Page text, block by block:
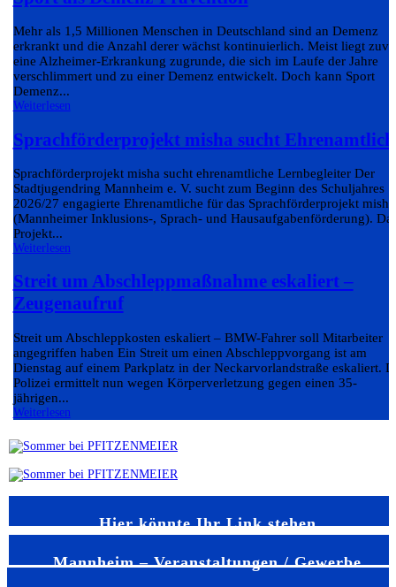
Mehr als 1,5 Millionen Menschen in Deutschland sind an Demenz
erkrankt und die Anzahl derer wächst kontinuierlich. Meist liegt
eine Alzheimer-Erkrankung zugrunde, die sich im Laufe der Jahre
verschlimmert und zu einer Demenz entwickelt. Doch kann Sport
Demenz...
Weiterlesen
Sprachförderprojekt misha sucht
Sprachförderprojekt misha sucht ehrenamtliche Lernbegleiter Der
Stadtjugendring Mannheim e. V. sucht zum Beginn des Schuljahres
2026/27 engagierte Ehrenamtliche für das Sprachförderprojekt misha
(Mannheimer Inklusions-, Sprach- und Hausaufgabenförderung).
Projekt...
Weiterlesen
Streit um Abschleppmaßnahme eskaliert –
Zeugenaufruf
Streit um Abschleppkosten eskaliert – BMW-Fahrer soll Mitarbeiter
angegriffen haben Ein Streit um einen Abschleppvorgang ist am
Dienstag auf einem Parkplatz in der Neckarvorlandstraße eskaliert.
Polizei ermittelt nun wegen Körperverletzung gegen einen 35-
jährigen...
Weiterlesen
Hier könnte Ihr Link stehen
Mannheim – Veranstaltungen / Gewerbe